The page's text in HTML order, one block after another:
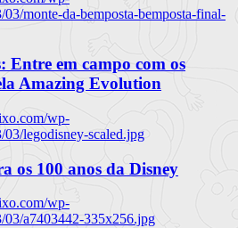
monte-da-bemposta-bemposta-final-
Entre em campo com os
Amazing Evolution
wp-
03/legodisney-scaled.jpg
os 100 anos da Disney
wp-
03/a7403442-335x256.jpg